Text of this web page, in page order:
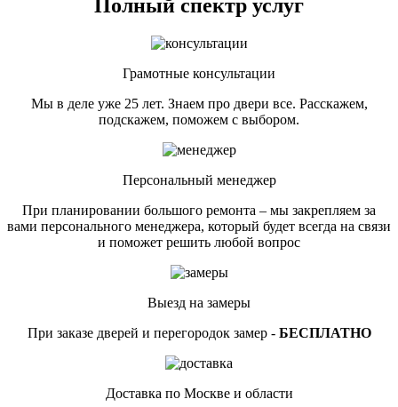
Полный спектр услуг
Грамотные консультации
Мы в деле уже 25 лет. Знаем про двери все. Расскажем,
подскажем, поможем с выбором.
Персональный менеджер
При планировании большого ремонта – мы закрепляем за
вами персонального менеджера, который будет всегда на связи
и поможет решить любой вопрос
Выезд на замеры
При заказе дверей и перегородок замер - БЕСПЛАТНО
Доставка по Москве и области